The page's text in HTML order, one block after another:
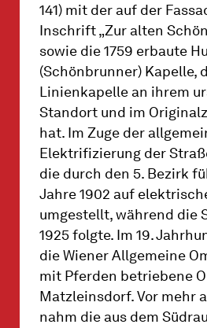
141) mit der auf der
Inschrift „Zur alten
sowie die 1759 erbaute
(Schönbrunner) Kapelle,
Linienkapelle an ihrem
Standort und im
hat. Im Zuge der
Elektrifizierung der
die durch den 5. Bezirk
Jahre 1902 auf
umgestellt, während die
1925 folgte. Im 19.
die Wiener Allgemeine
mit Pferden betriebene
Matzleinsdorf. Vor mehr
nahm die aus dem